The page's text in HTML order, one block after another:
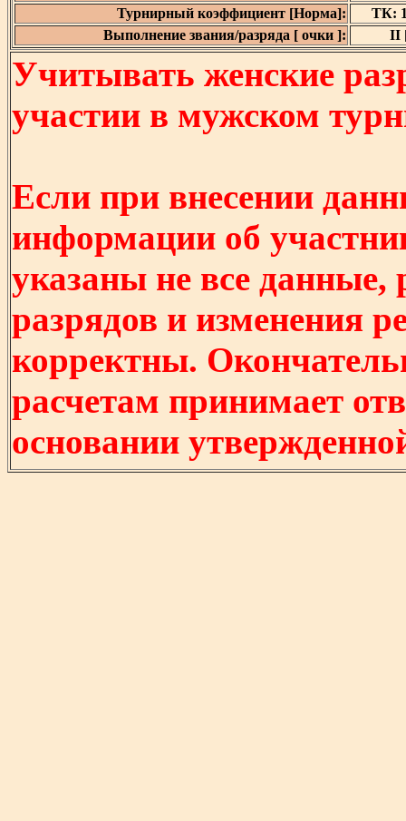
Турнирный коэффициент [Норма]:
ТК:
Выполнение звания/разряда [ очки ]:
II
Учитывать женские
участии в мужском
Если при внесении
информации об
указаны не все
разрядов и изменения
корректны.
расчетам принимает
основании